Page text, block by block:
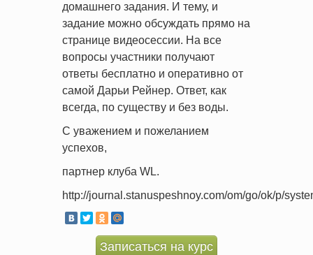
домашнего задания. И тему, и
задание можно обсуждать прямо на
странице видеосессии. На все
вопросы участники получают
ответы бесплатно и оперативно от
самой Дарьи Рейнер. Ответ, как
всегда, по существу и без воды.
С уважением и пожеланием
успехов,
партнер клуба WL.
http://journal.stanuspeshnoy.com/om/go/ok/p/
Записаться на курс